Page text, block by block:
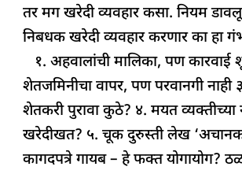
तर मग खरेदी व्यवहार कसा. नियम
निबधक खरेदी व्यवहार करणार का हा
१. अहवालांची मालिका, पण कारवाई
शेतजमिनीचा वापर, पण परवानगी नाही
शेतकरी पुरावा कुठे? ४. मयत व्यक्तीच्या
खरेदीखत? ५. चूक दुरुस्ती लेख
कागदपत्रे गायब – हे फक्त योगायोग?